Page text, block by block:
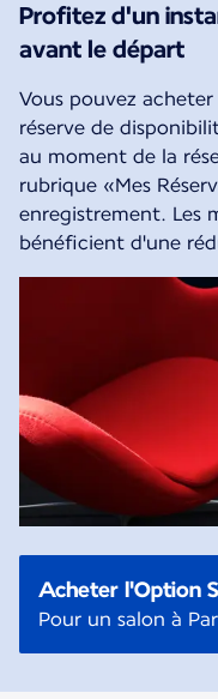
Profitez d'un
avant le départ
Vous pouvez
réserve de
au moment de la
rubrique «Mes
enregistrement. Les
bénéficient d'une
Acheter l'Option
Pour un salon à